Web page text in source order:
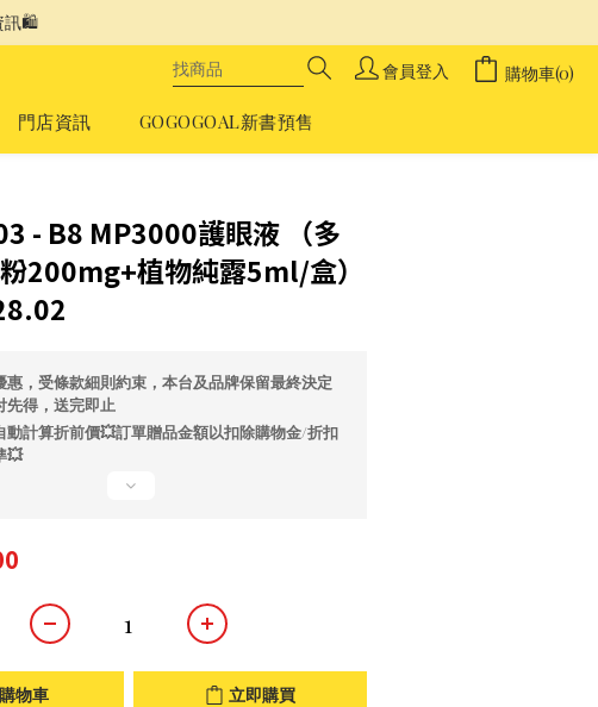
訊🛍️
會員登入 購物車(0)
門店資訊 GOGOGOAL新書預售
- B8 MP3000護眼液 （多
200mg+植物純露5ml/盒）
惠，受條款細則約束，本台及品牌保留最終決定
先得，送完即止
動計算折前價💥訂單贈品金額以扣除購物金/折扣
💥
物車 立即購買